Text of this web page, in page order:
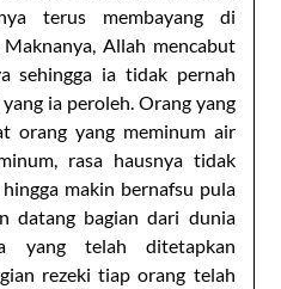
terus membayang di
Allah mencabut
sehingga ia tidak pernah
ia peroleh. Orang yang
orang yang meminum air
rasa hausnya tidak
makin bernafsu pula
datang bagian dari dunia
yang telah ditetapkan
rezeki tiap orang telah